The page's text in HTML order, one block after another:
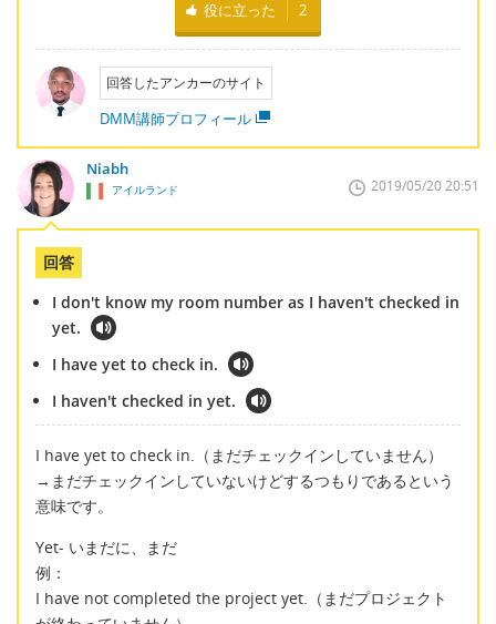
役に立った 2
回答したアンカーのサイト
DMM講師プロフィール
Niabh
アイルランド 2019/05/20 20:51
回答
I don't know my room number as I haven't checked in
yet.
I have yet to check in.
I haven't checked in yet.
I have yet to check in.（まだチェックインしていません）
→まだチェックインしていないけどするつもりであるという
意味です。
Yet- いまだに、まだ
例：
I have not completed the project yet.（まだプロジェクト